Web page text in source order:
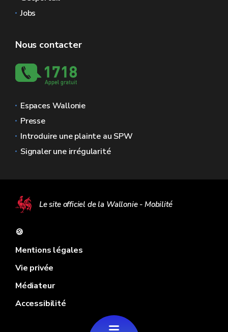
Jobs
Nous contacter
Espaces Wallonie
Presse
Introduire une plainte au SPW
Signaler une irrégularité
Le site officiel de la Wallonie - Mobilité
🍪
Mentions légales
Vie privée
Médiateur
Accessibilité